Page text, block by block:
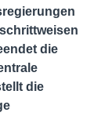
die
die